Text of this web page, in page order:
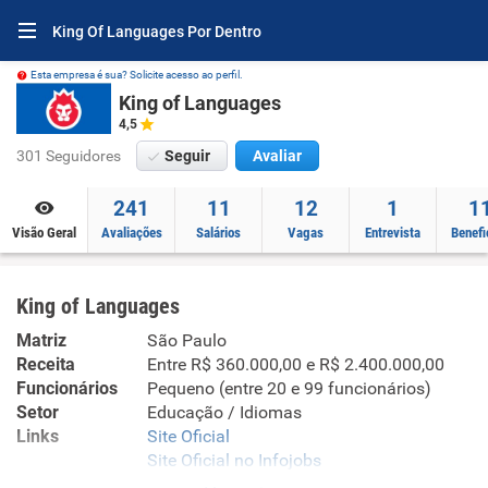
King Of Languages Por Dentro
Esta empresa é sua? Solicite acesso ao perfil.
King of Languages
4,5
301 Seguidores Seguir Avaliar
Visão Geral
241
Avaliações
11
Salários
12
Vagas
1
Entrevista
King of Languages
Matriz
São Paulo
Receita
Entre R$ 360.000,00 e R$ 2.400.000,00
Funcionários
Pequeno (entre 20 e 99 funcionários)
Setor
Educação / Idiomas
Links
Site Oficial
Site Oficial no Infojobs